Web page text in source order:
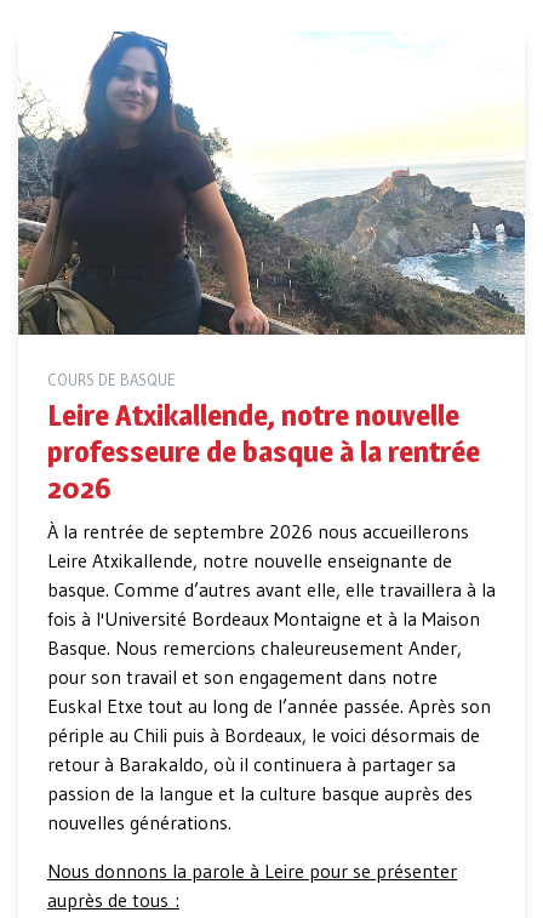
COURS DE BASQUE
Leire Atxikallende, notre nouvelle
professeure de basque à la rentrée
2026
À la rentrée de septembre 2026 nous accueillerons
Leire Atxikallende, notre nouvelle enseignante de
basque. Comme d’autres avant elle, elle travaillera à la
fois à l'Université Bordeaux Montaigne et à la Maison
Basque. Nous remercions chaleureusement Ander,
pour son travail et son engagement dans notre
Euskal Etxe tout au long de l’année passée. Après son
périple au Chili puis à Bordeaux, le voici désormais de
retour à Barakaldo, où il continuera à partager sa
passion de la langue et la culture basque auprès des
nouvelles générations.
Nous donnons la parole à Leire pour se présenter
auprès de tous :